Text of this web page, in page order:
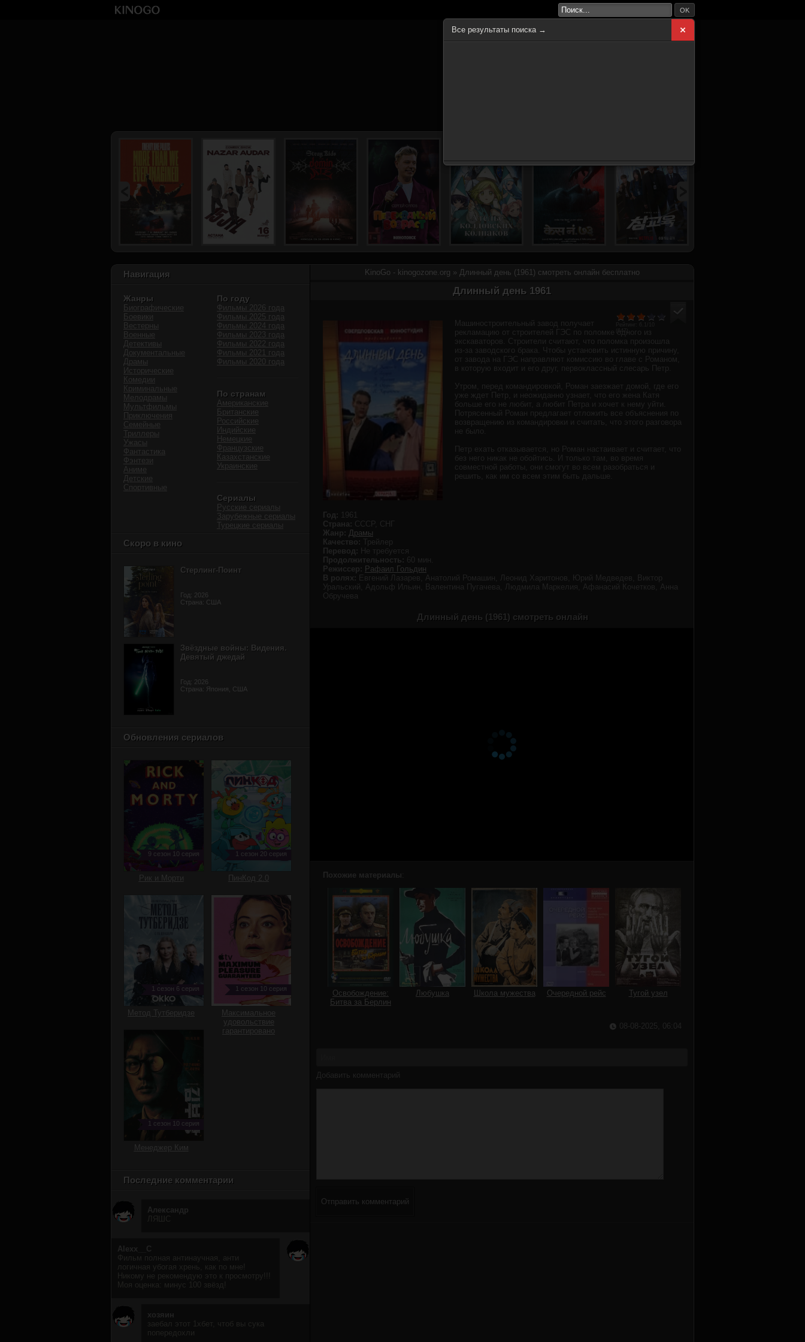
KinoGo - kinogozone.org » Длинный день (1961) смотреть онлайн бесплатно
Длинный день 1961
)
Машиностроительный завод получает
рекламацию от строителей ГЭС по поломке одного из
экскаваторов. Строители считают, что поломка произошла
из-за заводского брака. Чтобы установить истинную причину,
от завода на ГЭС направляют комиссию во главе с Романом,
в которую входит и его друг, первоклассный слесарь Петр.
Утром, перед командировкой, Роман заезжает домой, где его
уже ждет Петр, и неожиданно узнает, что его жена Катя
больше его не любит, а любит Петра и хочет к нему уйти.
Потрясенный Роман предлагает отложить все объяснения по
возвращению из командировки и считать, что этого разговора
не было.
Петр ехать отказывается, но Роман настаивает и считает, что
без него никак не обойтись. И только там, во время
совместной работы, они смогут во всем разобраться и
решить, как им со всем этим быть дальше.
Год: 1961
Страна: СССР, СНГ
Жанр: Драмы
Качество: Трейлер
Перевод: Не требуется
Продолжительность: 60 мин.
Режиссер: Рафаил Гольдин
В ролях: Евгений Лазарев, Анатолий Ромашин, Леонид Харитонов, Юрий Медведев, Виктор
Уральский, Адольф Ильин, Валентина Пугачева, Людмила Маркелия, Афанасий Кочетков, Анна
Обручева
Длинный день (1961) смотреть онлайн
Похожие материалы
Освобождение:
Битва за Берлин
Любушка Школа мужества Очередной рейс Тугой узел
08-08-2025, 06:04
Добавить комментарий
Отправить комментарий
Навигация
Жанры
Биографические
Боевики
Вестерны
Военные
Детективы
Документальные
Драмы
Исторические
Комедии
Криминальные
Мелодрамы
Мультфильмы
Приключения
Семейные
Триллеры
Ужасы
Фантастика
Фэнтези
Аниме
Детские
Спортивные
По году
Фильмы 2026 года
Фильмы 2025 года
Фильмы 2024 года
Фильмы 2023 года
Фильмы 2022 года
Фильмы 2021 года
Фильмы 2020 года
По странам
Американские
Британские
Российские
Индийские
Немецкие
Французские
Казахстанские
Украинские
Сериалы
Русские сериалы
Зарубежные сериалы
Турецкие сериалы
Скоро в кино
Стерлинг-Поинт
Год: 2026
Страна: США
Звёздные войны: Видения.
Девятый джедай
Год: 2026
Страна: Япония, США
Обновления сериалов
9 сезон 10 серия
Рик и Морти
1 сезон 20 серия
ПинКод 2.0
1 сезон 6 серия
Метод Тутберидзе
1 сезон 10 серия
Максимальное
удовольствие
гарантировано
1 сезон 10 серия
Менеджер Ким
Последние комментарии
Александр
ЛЯШС
Alexx__C
Фильм полная антинаучная, анти
логичная убогая хрень, как по мне!
Никому не рекомендую это к просмотру!!!
Моя оценка: минус 100 звёзд!
хозяин
заебал этот 1хбет, чтоб вы сука
попередохли
OK
Все результаты поиска →